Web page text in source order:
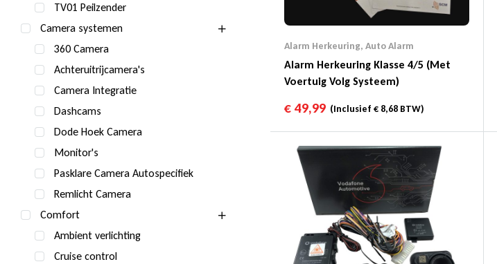
Alarm Herkeuring, Auto Alarm
Alarm Herkeuring Klasse 4/5 (Met
Voertuig Volg Systeem)
€ 49,99 (Inclusief € 8,68 BTW)
TV01 Peilzender
Camera systemen
360 Camera
Achteruitrijcamera's
Camera Integratie
Dashcams
Dode Hoek Camera
Monitor's
Pasklare Camera Autospecifiek
Remlicht Camera
Comfort
Ambient verlichting
Cruise control